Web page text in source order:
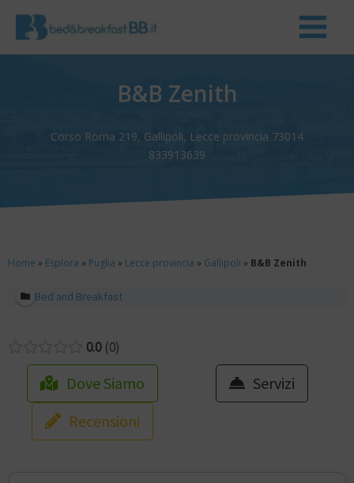
B&B Zenith
Corso Roma 219, Gallipoli, Lecce provincia 73014
833913639
Home » Esplora » Puglia » Lecce provincia » Gallipoli » B&B Zenith
Bed and Breakfast
0.0 0
Dove Siamo
Servizi
Recensioni